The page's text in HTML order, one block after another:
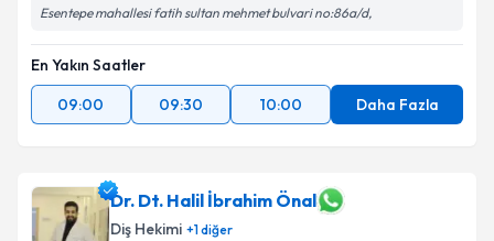
Esentepe mahallesi fatih sultan mehmet bulvari no:86a/d,
En Yakın Saatler
09:00
09:30 10:00 Daha Fazla
Dr. Dt. Halil İbrahim Önal
Diş Hekimi +1diğer